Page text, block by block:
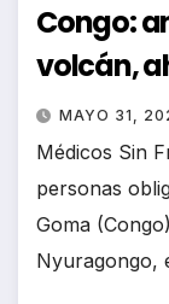
Congo:
volcán,
MAYO 31,
Médicos Sin
personas
Goma
Nyuragongo,